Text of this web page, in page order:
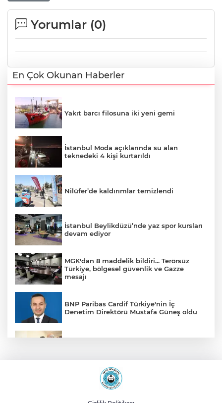
Yorumlar (0)
En Çok Okunan Haberler
Yakıt barcı filosuna iki yeni gemi
İstanbul Moda açıklarında su alan
teknedeki 4 kişi kurtarıldı
Nilüfer’de kaldırımlar temizlendi
İstanbul Beylikdüzü’nde yaz spor kursları
devam ediyor
MGK'dan 8 maddelik bildiri... Terörsüz
Türkiye, bölgesel güvenlik ve Gazze
mesajı
BNP Paribas Cardif Türkiye'nin İç
Denetim Direktörü Mustafa Güneş oldu
Sakarya’da ücretsiz doğalgaza
kavuşacaklar